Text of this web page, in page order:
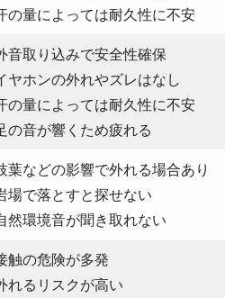
の量によっては耐久性に不安
音取り込みで安全性確保
ヤホンの外れやズレはなし
の量によっては耐久性に不安
の音が響くため疲れる
葉などの影響で外れる場合あり
場で落とすと探せない
然環境音が聞き取れない
触の危険が多発
れるリスクが高い